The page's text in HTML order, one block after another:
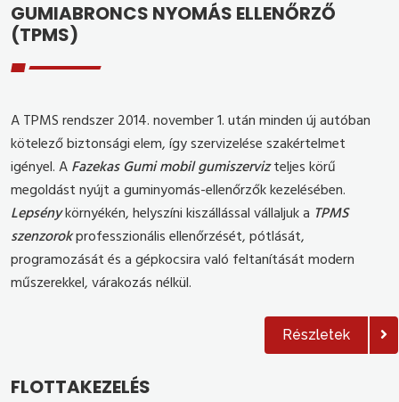
GUMIABRONCS NYOMÁS ELLENŐRZŐ
(TPMS)
A TPMS rendszer 2014. november 1. után minden új autóban
kötelező biztonsági elem, így szervizelése szakértelmet
igényel. AFazekas Gumi mobil gumiszervizteljes körű
megoldást nyújt a guminyomás-ellenőrzők kezelésében.
Lepsénykörnyékén, helyszíni kiszállással vállaljuk a TPMS
szenzorokprofesszionális ellenőrzését, pótlását,
programozását és a gépkocsira való feltanítását modern
műszerekkel, várakozás nélkül.
Részletek
FLOTTAKEZELÉS